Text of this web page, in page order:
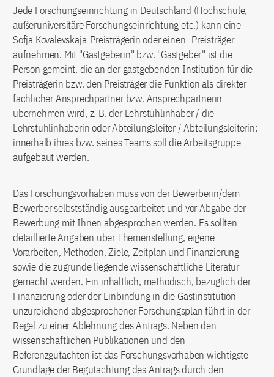
Jede Forschungseinrichtung in Deutschland (Hochschule,
außeruniversitäre Forschungseinrichtung etc.) kann eine
Sofja Kovalevskaja-Preisträgerin oder einen -Preisträger
aufnehmen. Mit "Gastgeberin" bzw. "Gastgeber" ist die
Person gemeint, die an der gastgebenden Institution für die
Preisträgerin bzw. den Preisträger die Funktion als direkter
fachlicher Ansprechpartner bzw. Ansprechpartnerin
übernehmen wird, z. B. der Lehrstuhlinhaber / die
Lehrstuhlinhaberin oder Abteilungsleiter / Abteilungsleiterin;
innerhalb ihres bzw. seines Teams soll die Arbeitsgruppe
aufgebaut werden.
Das Forschungsvorhaben muss von der Bewerberin/dem
Bewerber selbstständig ausgearbeitet und vor Abgabe der
Bewerbung mit Ihnen abgesprochen werden. Es sollten
detaillierte Angaben über Themenstellung, eigene
Vorarbeiten, Methoden, Ziele, Zeitplan und Finanzierung
sowie die zugrunde liegende wissenschaftliche Literatur
gemacht werden. Ein inhaltlich, methodisch, bezüglich der
Finanzierung oder der Einbindung in die Gastinstitution
unzureichend abgesprochener Forschungsplan führt in der
Regel zu einer Ablehnung des Antrags. Neben den
wissenschaftlichen Publikationen und den
Referenzgutachten ist das Forschungsvorhaben wichtigste
Grundlage der Begutachtung des Antrags durch den